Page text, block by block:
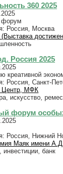
360 2025
форум
Россия, Москва
Россия 2025
креативной
Россия, Санкт-
Центр, МФК
искусство,
форум
Россия, Нижний
Маяк имени
инвестиции, банк